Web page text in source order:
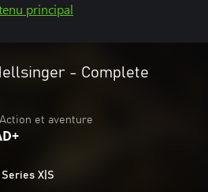
principal
- Complete
Action et aventure
X|S